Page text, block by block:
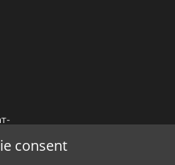
consent